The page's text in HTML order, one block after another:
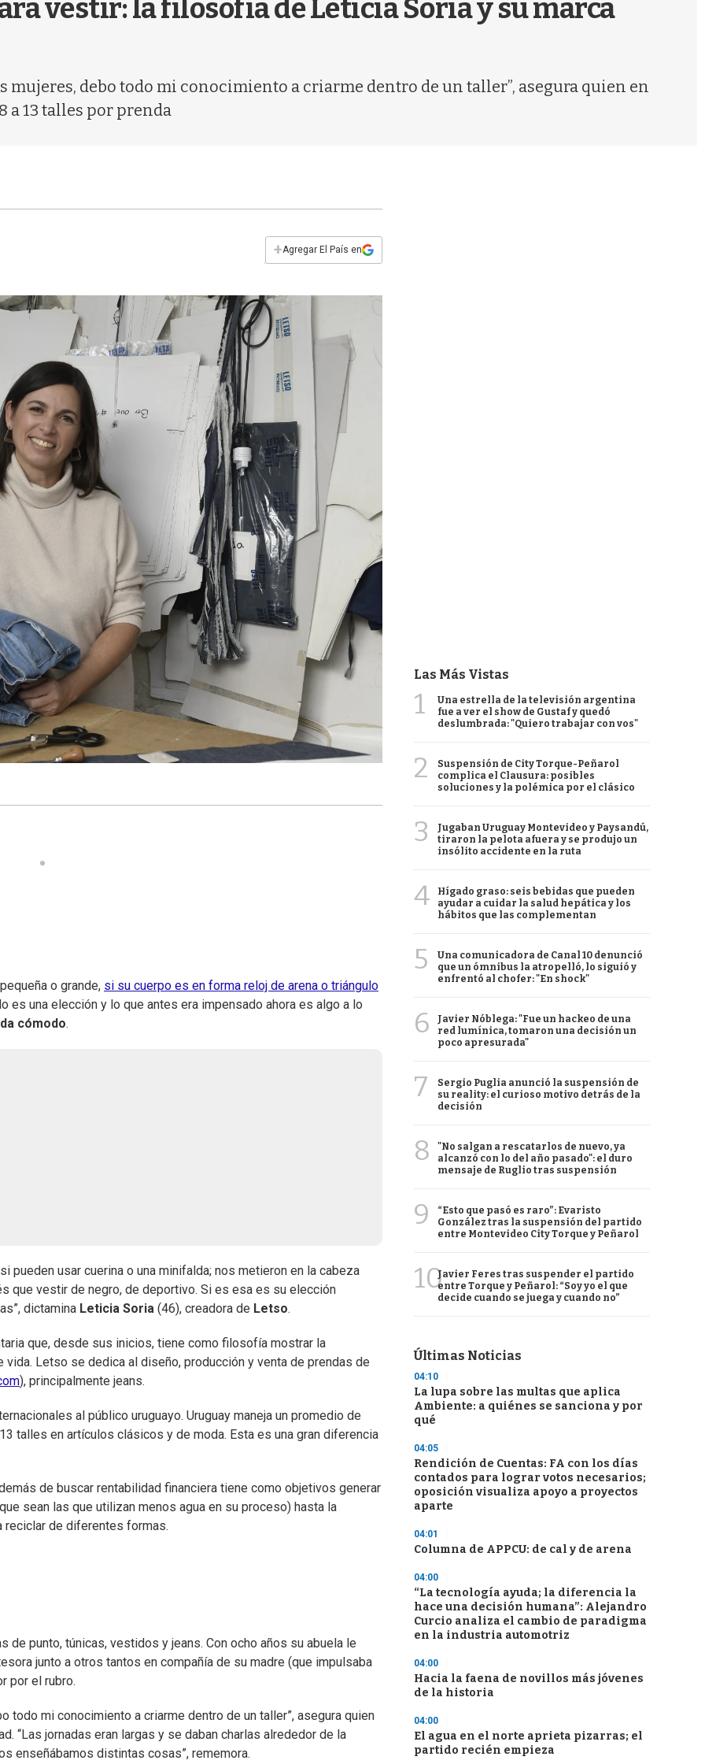
vestir: la filosofía de Leticia Soria y su marca
mujeres, debo todo mi conocimiento a criarme dentro de un taller”, asegura quien en
a 13 talles por prenda
+Agregar El País en
o grande, si su cuerpo es en forma reloj de arena o triángulo
es una elección y lo que antes era impensado ahora es algo a lo
cómodo.
pueden usar cuerina o una minifalda; nos metieron en la cabeza
que vestir de negro, de deportivo. Si es esa es su elección
dictamina Leticia Soria (46), creadora de Letso.
que, desde sus inicios, tiene como filosofía mostrar la
Letso se dedica al diseño, producción y venta de prendas de
), principalmente jeans.
al público uruguayo. Uruguay maneja un promedio de
talles en artículos clásicos y de moda. Esta es una gran diferencia
de buscar rentabilidad financiera tiene como objetivos generar
sean las que utilizan menos agua en su proceso) hasta la
de diferentes formas.
de punto, túnicas, vestidos y jeans. Con ocho años su abuela le
junto a otros tantos en compañía de su madre (que impulsaba
por el rubro.
todo mi conocimiento a criarme dentro de un taller”, asegura quien
“Las jornadas eran largas y se daban charlas alrededor de la
enseñábamos distintas cosas”, rememora.
Las Más Vistas
1
Una estrella de la televisión argentina
fue a ver el show de Gustaf y quedó
deslumbrada: "Quiero trabajar con vos"
2
Suspensión de City Torque-Peñarol
complica el Clausura: posibles
soluciones y la polémica por el clásico
3
Jugaban Uruguay Montevideo y Paysandú,
tiraron la pelota afuera y se produjo un
insólito accidente en la ruta
4
Hígado graso: seis bebidas que pueden
ayudar a cuidar la salud hepática y los
hábitos que las complementan
5
Una comunicadora de Canal 10 denunció
que un ómnibus la atropelló, lo siguió y
enfrentó al chofer: "En shock"
6
Javier Nóblega: "Fue un hackeo de una
red lumínica, tomaron una decisión un
poco apresurada"
7
Sergio Puglia anunció la suspensión de
su reality: el curioso motivo detrás de la
decisión
8
"No salgan a rescatarlos de nuevo, ya
alcanzó con lo del año pasado": el duro
mensaje de Ruglio tras suspensión
9
“Esto que pasó es raro”: Evaristo
González tras la suspensión del partido
entre Montevideo City Torque y Peñarol
10Javier Feres tras suspender el partido
entre Torque y Peñarol: “Soy yo el que
decide cuando se juega y cuando no”
Últimas Noticias
04:10
La lupa sobre las multas que aplica
Ambiente: a quiénes se sanciona y por
qué
04:05
Rendición de Cuentas: FA con los días
contados para lograr votos necesarios;
oposición visualiza apoyo a proyectos
aparte
04:01
Columna de APPCU: de cal y de arena
04:00
“La tecnología ayuda; la diferencia la
hace una decisión humana”: Alejandro
Curcio analiza el cambio de paradigma
en la industria automotriz
04:00
Hacia la faena de novillos más jóvenes
de la historia
04:00
El agua en el norte aprieta pizarras; el
partido recién empieza